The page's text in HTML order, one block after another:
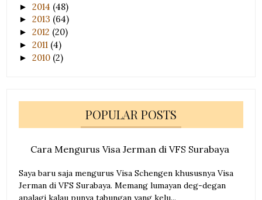
►2014 (48)
►2013 (64)
►2012 (20)
►2011 (4)
►2010 (2)
POPULAR POSTS
Cara Mengurus Visa Jerman di VFS Surabaya
Saya baru saja mengurus Visa Schengen khususnya Visa
Jerman di VFS Surabaya. Memang lumayan deg-degan